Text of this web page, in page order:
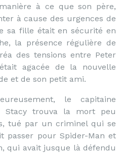
à ce que son père,
à cause des urgences de
sa fille était en sécurité en
la présence régulière de
des tensions entre Peter
agacée de la nouvelle
et de son petit ami.
le capitaine
Stacy trouva la mort peu
tué par un criminel qui se
passer pour Spider-Man et
qui avait jusque là défendu